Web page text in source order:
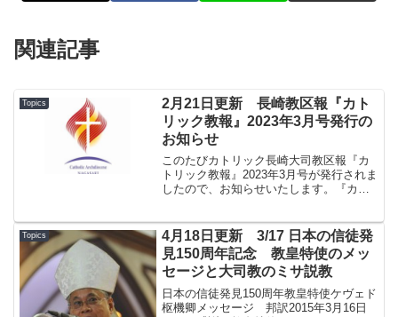
関連記事
Topics
2月21日更新 長崎教区報『カト
リック教報』2023年3月号発行の
お知らせ
このたびカトリック長崎大司教区報『カ
トリック教報』2023年3月号が発行されま
したので、お知らせいたします。『カト
念ミサ、司祭研修会で LGBTQ への理解
深...
Topics
4月18日更新 3/17 日本の信徒発
見150周年記念 教皇特使のメッ
セージと大司教のミサ説教
日本の信徒発見150周年教皇特使ケヴェド
枢機卿メッセージ 邦訳2015年3月16日